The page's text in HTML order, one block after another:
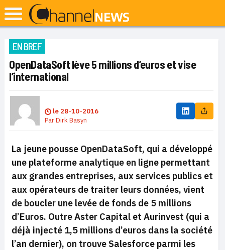
EN BREF
OpenDataSoft lève 5 millions d’euros et vise
l’international
le 28-10-2016
ParDirk Basyn
La jeune pousse OpenDataSoft, qui a développé
une plateforme analytique en ligne permettant
aux grandes entreprises, aux services publics et
aux opérateurs de traiter leurs données, vient
de boucler une levée de fonds de 5 millions
d’Euros. Outre Aster Capital et Aurinvest (qui a
déjà injecté 1,5 millions d’euros dans la société
l’an dernier), on trouve Salesforce parmi les